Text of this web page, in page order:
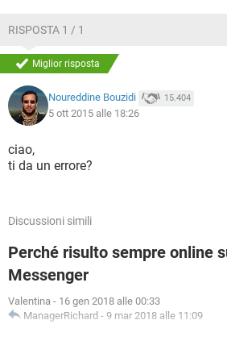
RISPOSTA 1 / 1
Miglior risposta
Noureddine Bouzidi 15.404
5 ott 2015 alle 18:26
ciao,
ti da un errore?
Discussioni simili
Perché risulto sempre online
Messenger
Valentina - 16 gen 2018 alle 00:33
ManagerRichard - 9 mar 2018 alle 11:09